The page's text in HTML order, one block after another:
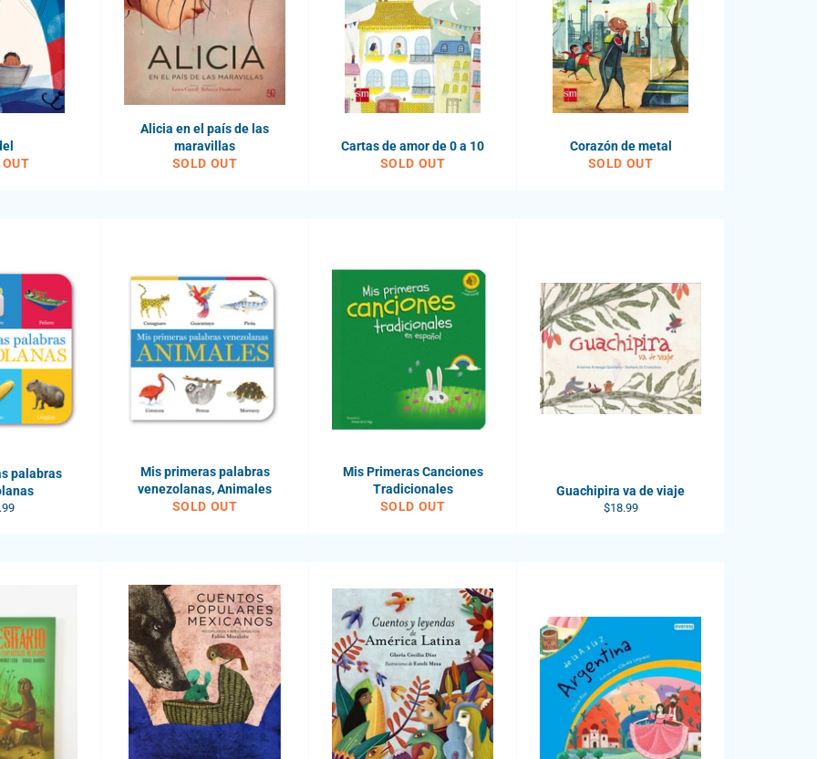
Alicia en el país de las
maravillas
SOLD OUT
Cartas de amor de 0 a 10
SOLD OUT
Corazón de metal
SOLD OUT
palabras
Mis primeras palabras
venezolanas, Animales
SOLD OUT
Mis Primeras Canciones
Tradicionales
SOLD OUT
Guachipira va de viaje
Regular
$18.99